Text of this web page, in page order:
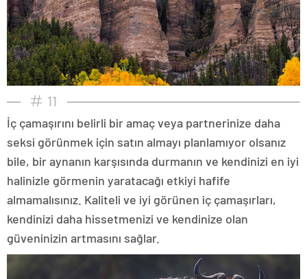
11
İç çamaşırını belirli bir amaç veya partnerinize daha
seksi görünmek için satın almayı planlamıyor olsanız
bile, bir aynanın karşısında durmanın ve kendinizi en iyi
halinizle görmenin yaratacağı etkiyi hafife
almamalısınız. Kaliteli ve iyi görünen iç çamaşırları,
kendinizi daha hissetmenizi ve kendinize olan
güveninizin artmasını sağlar.